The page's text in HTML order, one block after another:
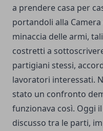
a prendere casa per
portandoli alla
minaccia delle armi,
costretti a
partigiani stessi,
lavoratori interessati.
stato un confronto
funzionava così. Oggi
discusso tra le parti,